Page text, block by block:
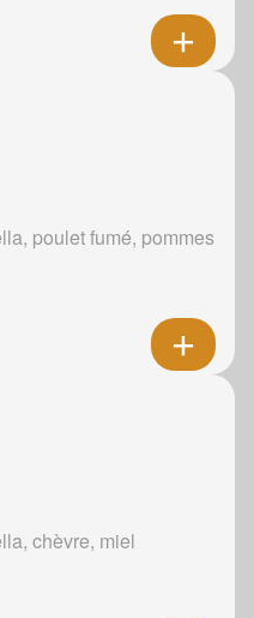
poulet fumé, pommes
chèvre, miel